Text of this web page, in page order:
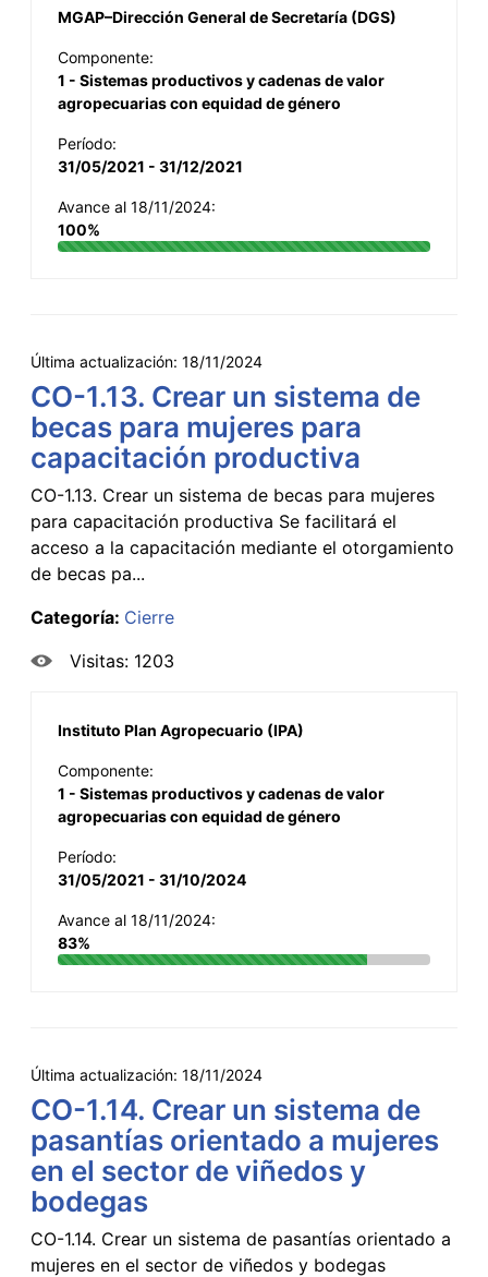
MGAP–Dirección General de Secretaría (DGS)
Componente:
1 - Sistemas productivos y cadenas de valor
agropecuarias con equidad de género
Período:
31/05/2021 - 31/12/2021
Avance al 18/11/2024:
100%
Última actualización: 18/11/2024
CO-1.13. Crear un sistema de
becas para mujeres para
capacitación productiva
CO-1.13. Crear un sistema de becas para mujeres
para capacitación productiva Se facilitará el
acceso a la capacitación mediante el otorgamiento
de becas pa...
Categoría: Cierre
Visitas: 1203
Instituto Plan Agropecuario (IPA)
Componente:
1 - Sistemas productivos y cadenas de valor
agropecuarias con equidad de género
Período:
31/05/2021 - 31/10/2024
Avance al 18/11/2024:
83%
Última actualización: 18/11/2024
CO-1.14. Crear un sistema de
pasantías orientado a mujeres
en el sector de viñedos y
bodegas
CO-1.14. Crear un sistema de pasantías orientado a
mujeres en el sector de viñedos y bodegas